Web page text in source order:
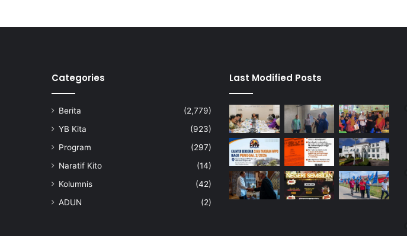
e
i
k
a
I
s
g
i
k
a
m
a
t
Categories
Berita
(2,779)
YB Kita
(923)
Program
(297)
Naratif Kito
(14)
Kolumnis
(42)
ADUN
(2)
Last Modified Posts